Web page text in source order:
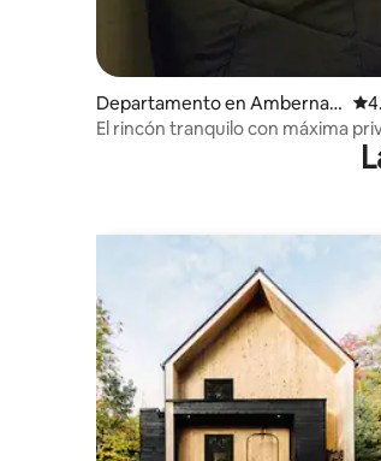
Departamento en Ambernat
h
El rincón tranquilo con máxima